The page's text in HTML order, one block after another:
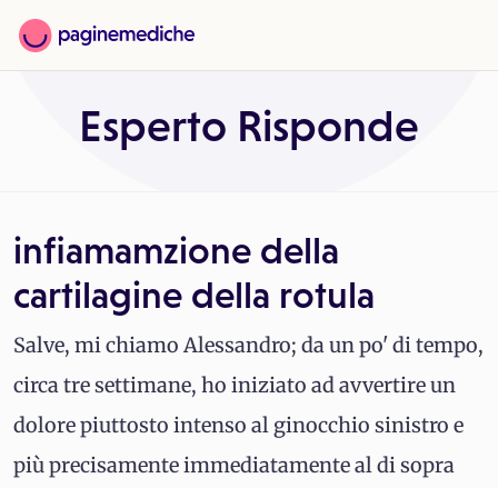
Esperto Risponde
infiamamzione della
cartilagine della rotula
Salve, mi chiamo Alessandro; da un po' di tempo,
circa tre settimane, ho iniziato ad avvertire un
dolore piuttosto intenso al ginocchio sinistro e
più precisamente immediatamente al di sopra